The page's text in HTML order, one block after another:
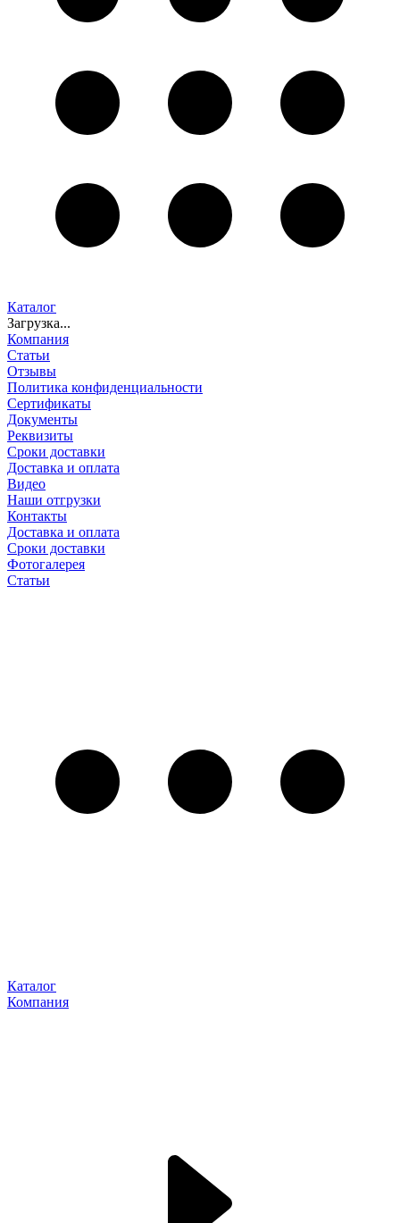
Каталог
Загрузка...
Компания
Статьи
Отзывы
Политика конфиденциальности
Сертификаты
Документы
Реквизиты
Сроки доставки
Доставка и оплата
Видео
Наши отгрузки
Контакты
Доставка и оплата
Сроки доставки
Фотогалерея
Статьи
Каталог
Компания